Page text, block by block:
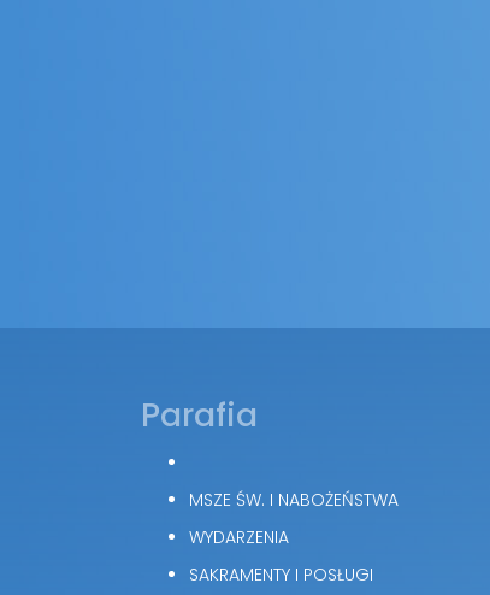
Parafia
MSZE ŚW. I NABOŻEŃSTWA
WYDARZENIA
SAKRAMENTY I POSŁUGI